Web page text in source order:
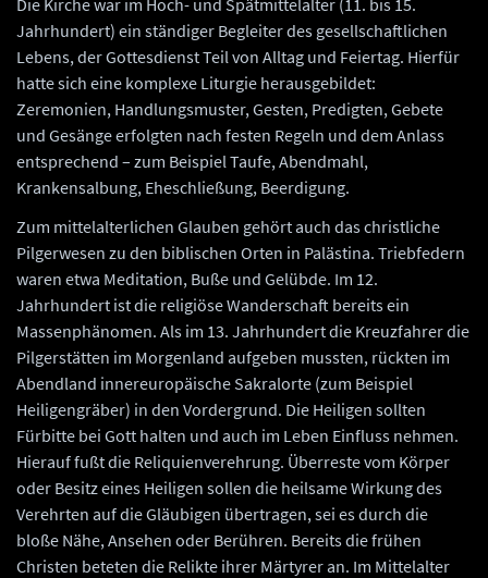
Jahrhundert) ein ständiger Begleiter des gesellschaftlichen
Lebens, der Gottesdienst Teil von Alltag und Feiertag. Hierfür
hatte sich eine komplexe Liturgie herausgebildet:
Zeremonien, Handlungsmuster, Gesten, Predigten, Gebete
und Gesänge erfolgten nach festen Regeln und dem Anlass
entsprechend – zum Beispiel Taufe, Abendmahl,
Krankensalbung, Eheschließung, Beerdigung.
Zum mittelalterlichen Glauben gehört auch das christliche
Pilgerwesen zu den biblischen Orten in Palästina. Triebfedern
waren etwa Meditation, Buße und Gelübde. Im 12.
Jahrhundert ist die religiöse Wanderschaft bereits ein
Massenphänomen. Als im 13. Jahrhundert die Kreuzfahrer die
Pilgerstätten im Morgenland aufgeben mussten, rückten im
Abendland innereuropäische Sakralorte (zum Beispiel
Heiligengräber) in den Vordergrund. Die Heiligen sollten
Fürbitte bei Gott halten und auch im Leben Einfluss nehmen.
Hierauf fußt die Reliquienverehrung. Überreste vom Körper
oder Besitz eines Heiligen sollen die heilsame Wirkung des
Verehrten auf die Gläubigen übertragen, sei es durch die
bloße Nähe, Ansehen oder Berühren. Bereits die frühen
Christen beteten die Relikte ihrer Märtyrer an. Im Mittelalter